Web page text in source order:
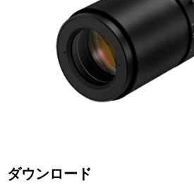
ダウンロード